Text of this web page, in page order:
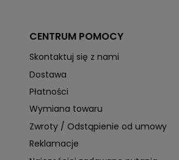
CENTRUM POMOCY
Skontaktuj się z nami
Dostawa
Płatności
Wymiana towaru
Zwroty / Odstąpienie od umowy
Reklamacje